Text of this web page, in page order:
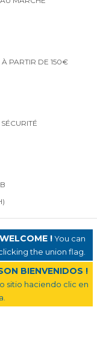
À PARTIR DE 150€
!You can
the union flag.
BIENVENIDOS !
sitio haciendo clic en